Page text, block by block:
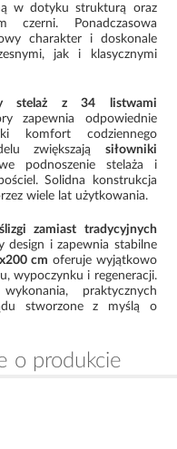
w dotyku strukturą oraz
czerni. Ponadczasowa
charakter i doskonale
jak i klasycznymi
stelaż z 34 listwami
zapewnia odpowiednie
komfort codziennego
zwiększają siłowniki
podnoszenie stelaża i
Solidna konstrukcja
wiele lat użytkowania.
zamiast tradycyjnych
design i zapewnia stabilne
cm oferuje wyjątkowo
wypoczynku i regeneracji.
praktycznych
stworzone z myślą o
o produkcie